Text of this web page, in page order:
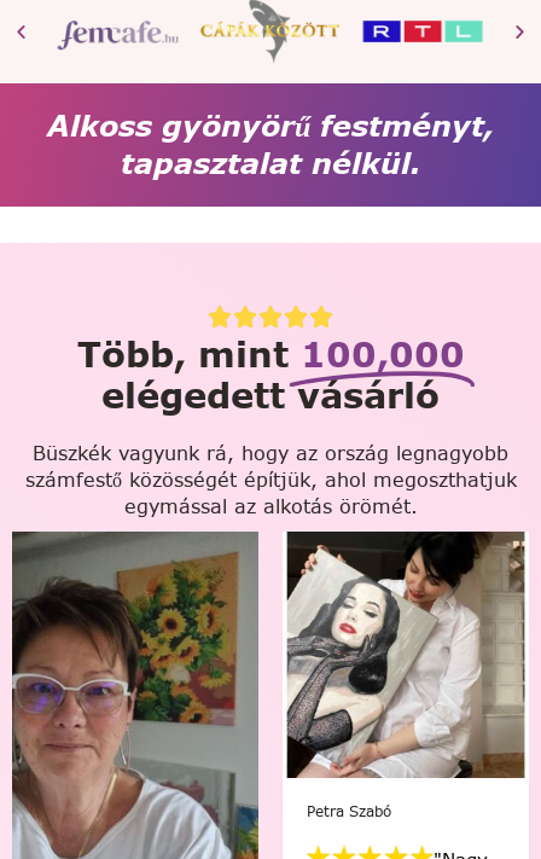
Alkoss gyönyörű festményt,
tapasztalat nélkül.
Több, mint 100,000
elégedett vásárló
Büszkék vagyunk rá, hogy az ország legnagyobb
számfestő közösségét építjük, ahol megoszthatjuk
egymással az alkotás örömét.
Viki Vas-Lukács
Mikus Bernadett